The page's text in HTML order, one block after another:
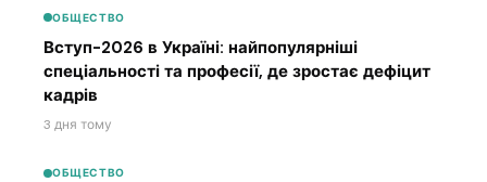
ОБЩЕСТВО
Вступ-2026 в Україні: найпопулярніші
спеціальності та професії, де зростає дефіцит
кадрів
3 дня тому
ОБЩЕСТВО